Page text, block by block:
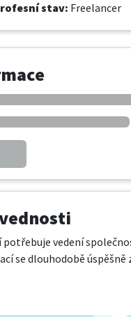
stav: Freelancer
vedení
se dlouhodobě úspěšně